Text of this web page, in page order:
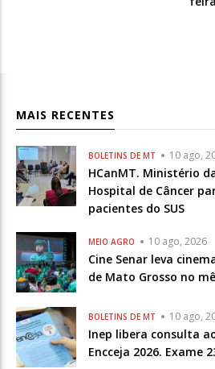
MAIS RECENTES
BOLETINS DE MT 10 ago,
HCanMT. Ministério
Hospital de Câncer
pacientes do SUS
MEIO AGRO 10 ago, 2026
Cine Senar leva
de Mato Grosso no
BOLETINS DE MT 10 ago,
Inep libera consulta
Encceja 2026. Exame